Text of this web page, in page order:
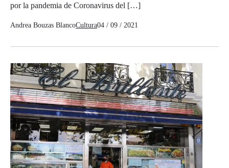
por la pandemia de Coronavirus del […]
Andrea Bouzas BlancoCultura04 / 09 / 2021